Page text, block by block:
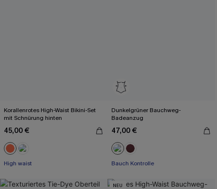
Korallenrotes High-Waist Bikini-Set
mit Schnürung hinten
45,00 €
High waist
Dunkelgrüner Bauchweg-
Badeanzug
47,00 €
Bauch Kontrolle
NEU